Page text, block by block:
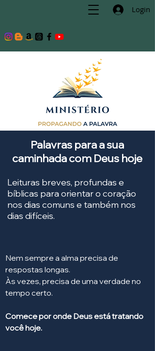
Login
Palavras para a sua
caminhada com Deus hoje
Leituras breves, profundas e
bíblicas para orientar o coração
nos dias comuns e também nos
dias difíceis.
Nem sempre a alma precisa de
respostas longas.
Às vezes, precisa de uma verdade no
tempo certo.
Comece por onde Deus está tratando
você hoje.